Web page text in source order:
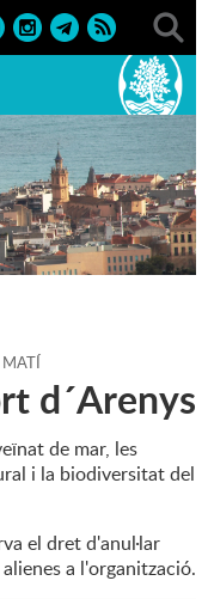
i visites guiades
d´Arenys
de mar, les
i la biodiversitat del
el dret d'anul·lar
a l'organització.